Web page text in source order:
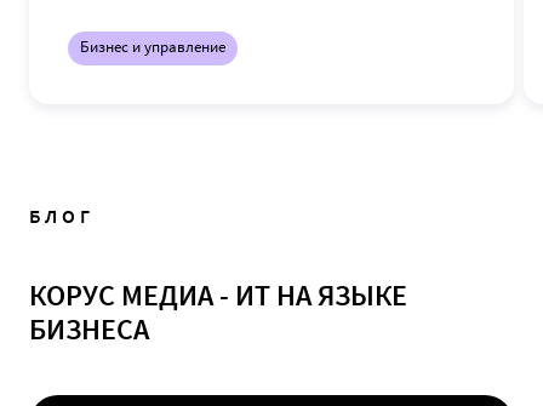
Бизнес и управление
БЛОГ
КОРУС МЕДИА - ИТ НА ЯЗЫКЕ
БИЗНЕСА